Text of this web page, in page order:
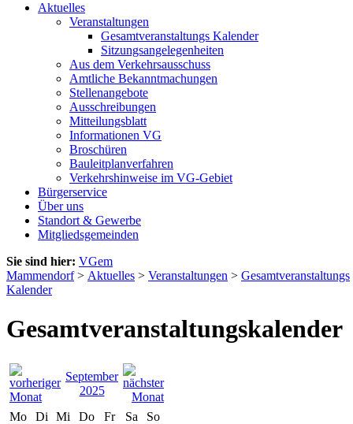
Aktuelles
Veranstaltungen
Gesamtveranstaltungs Kalender
Sitzungsangelegenheiten
Aus dem Verkehrsausschuss
Amtliche Bekanntmachungen
Stellenangebote
Ausschreibungen
Mitteilungsblatt
Informationen VG
Broschüren
Bauleitplanverfahren
Verkehrshinweise im VG-Gebiet
Bürgerservice
Über uns
Standort & Gewerbe
Mitgliedsgemeinden
Sie sind hier: VGem
Mammendorf> Aktuelles > Veranstaltungen > Gesamtveranstaltungs
Kalender
Gesamtveranstaltungskalender
September
2025
Mo
Di Mi Do Fr Sa
So